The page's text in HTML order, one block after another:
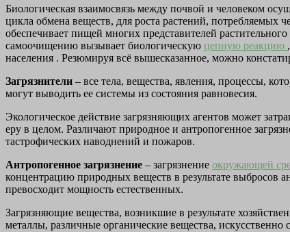
Биологическая взаимосвязь между почвой и человеком
цикла обмена веществ, для роста растений,
обеспечивает пищей многих представителей
самоочищению вызы­вает биологическую цепную реакцию
населения . Резюмируя всё вышесказанное, можно
Загрязнители – все тела, вещества, явления, процессы,
могут выводить ее системы из состояния равновесия.
Экологическое действие загрязняющих агентов может
еру в целом. Различают природное и антропогенное
тастрофических наводнений и пожаров.
Антропогенное загрязнение – загрязнение окружающей
концентрацию природных веществ в результате выбросов
превосхо­дит мощность естественных.
Загрязняющие вещества, возникшие в результате
металлы, различные органичес­кие вещества,